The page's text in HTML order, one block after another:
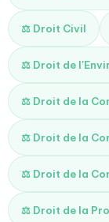
⚖️ Droit Civil
⚖️ Droit de
⚖️ Droit de la
⚖️ Droit de la
⚖️ Droit de la
⚖️ Droit de la